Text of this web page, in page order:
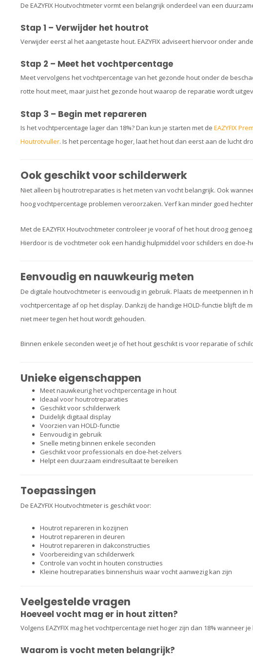
De EAZYFIX Houtvochtmeter vormt een belangrijk onderdeel van een
Stap 1 – Verwijder het houtrot
Verwijder eerst al het aangetaste hout. EAZYFIX adviseert hiervoor onder
Stap 2 – Meet het vochtpercentage
Meet vervolgens het vochtpercentage van het gezonde hout onder de
rotte hout meet, maar juist het gezonde hout waarop de reparatie wordt
Stap 3 – Begin met repareren
Is het vochtpercentage lager dan 18%? Dan kun je starten met de EAZYFIX
Houtrotvuller. Is het percentage hoger, laat het hout dan eerst aan de lucht
Ook geschikt voor schilderwerk
Niet alleen bij houtrotreparaties is het meten van vocht belangrijk. Ook
hoog vochtpercentage problemen veroorzaken. Verf kan minder goed
Met de EAZYFIX Houtvochtmeter controleer je vooraf of het hout droog
Hierdoor is de vochtmeter ook een handig hulpmiddel voor schilders en doe-
Eenvoudig en nauwkeurig meten
De digitale houtvochtmeter is eenvoudig in gebruik. Plaats de meetpennen in
vochtpercentage af op het display. Dankzij de handige HOLD-functie blijft de
niet meer tegen het hout wordt gehouden.
Binnen enkele seconden weet je of het hout geschikt is voor reparatie of
Unieke eigenschappen
Meet nauwkeurig het vochtpercentage in hout
Ideaal voor houtrotreparaties
Geschikt voor schilderwerk
Duidelijk digitaal display
Voorzien van HOLD-functie
Eenvoudig in gebruik
Snelle meting binnen enkele seconden
Geschikt voor professionals en doe-het-zelvers
Helpt een duurzaam eindresultaat te bereiken
Toepassingen
De EAZYFIX Houtvochtmeter is geschikt voor:
Houtrot repareren in kozijnen
Houtrot repareren in deuren
Houtrot repareren in dakconstructies
Voorbereiding van schilderwerk
Controle van vocht in houten constructies
Kleine houtreparaties binnenshuis waar vocht aanwezig kan zijn
Veelgestelde vragen
Hoeveel vocht mag er in hout zitten?
Volgens EAZYFIX mag het vochtpercentage niet hoger zijn dan 18% wanneer
Waarom is vocht meten belangrijk?